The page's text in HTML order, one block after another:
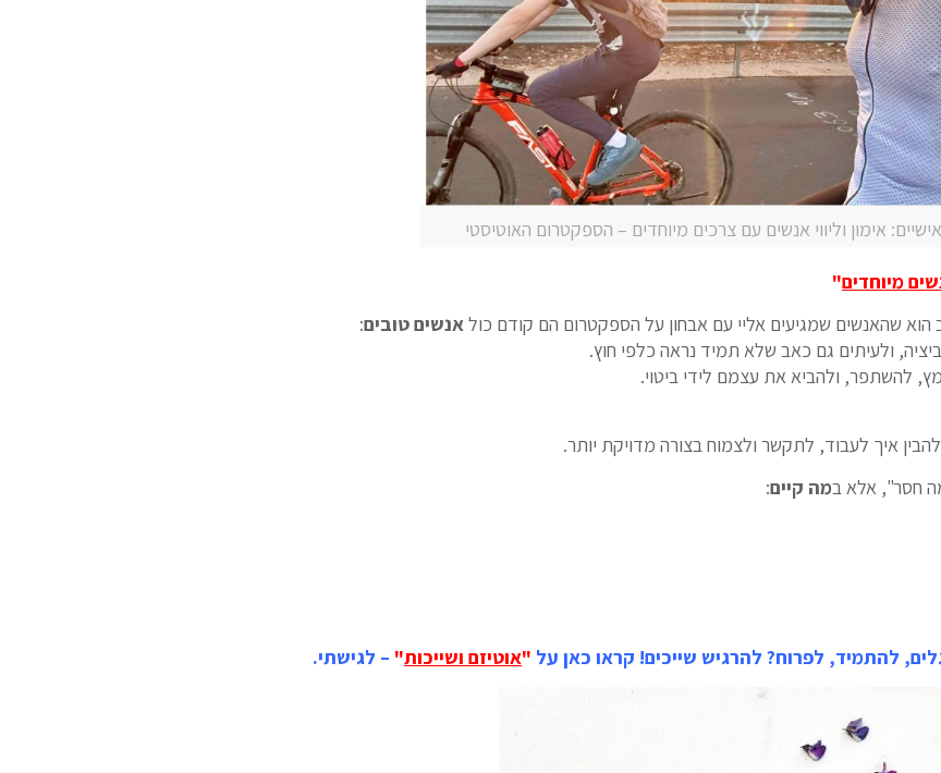
אימון וליווי אנשים עם צרכים מיוחדים – הספקטרום האוטיסטי
מיוחדים"
הוא שהאנשים שמגיעים אליי עם אבחון על הספקטרום הם קודם כולאנשים טובים:
ולעיתים גם כאב שלא תמיד נראה כלפי חוץ.
להשתפר, ולהביא את עצמם לידי ביטוי.
איך לעבוד, לתקשר ולצמוח בצורה מדויקת יותר.
חסר", אלא במה קיים:
להתמיד, לפרוח? להרגיש שייכים! קראו כאן על "אוטיזם ושייכות" – לגישתי.